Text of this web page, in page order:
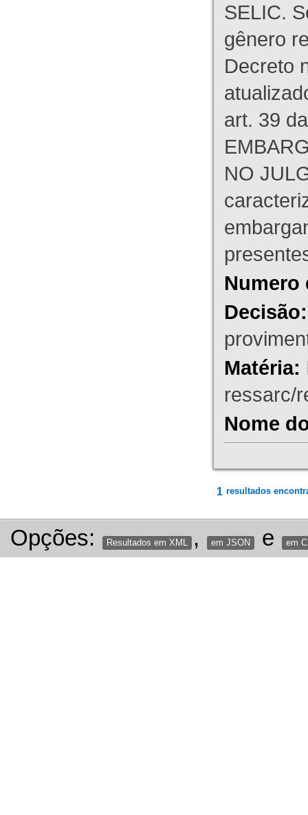
SELIC.
gênero
Decreto
art. 39
NO
Numero
Decisão:
Matéria:
ressarc/
Nome
1 resultados
Opções: Resultados em XML , em JSON e em